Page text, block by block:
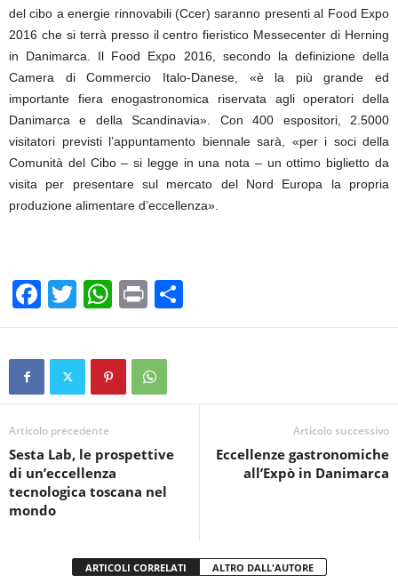
del cibo a energie rinnovabili (Ccer) saranno presenti al Food Expo
2016 che si terrà presso il centro fieristico Messecenter di Herning
in Danimarca. Il Food Expo 2016, secondo la definizione della
Camera di Commercio Italo-Danese, «è la più grande ed
importante fiera enogastronomica riservata agli operatori della
Danimarca e della Scandinavia». Con 400 espositori, 2.5000
visitatori previsti l’appuntamento biennale sarà, «per i soci della
Comunità del Cibo – si legge in una nota – un ottimo biglietto da
visita per presentare sul mercato del Nord Europa la propria
produzione alimentare d’eccellenza».
F
a
c
b
o
o
k
T
wi
tt
W
h
at
s
A
p
Pr
in
t
o
vi
Articolo precedente
Sesta Lab, le prospettive
di un’eccellenza
tecnologica toscana nel
mondo
Articolo successivo
Eccellenze gastronomiche
all’Expò in Danimarca
ARTICOLI CORRELATI ALTRO DALL'AUTORE